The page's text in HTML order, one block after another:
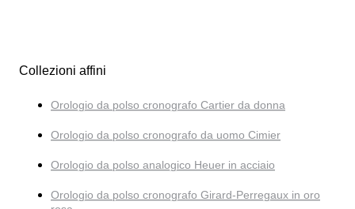
Collezioni affini
Orologio da polso cronografo Cartier da donna
Orologio da polso cronografo da uomo Cimier
Orologio da polso analogico Heuer in acciaio
Orologio da polso cronografo Girard-Perregaux in oro